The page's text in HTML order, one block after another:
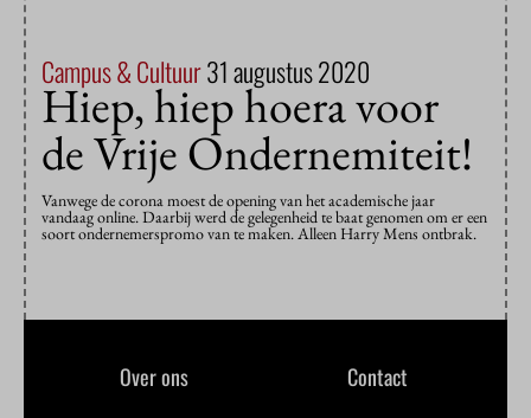
Campus & Cultuur31 augustus 2020
Hiep, hiep hoera voor
de Vrije Ondernemiteit!
Vanwege de corona moest de opening van het academische jaar
vandaag online. Daarbij werd de gelegenheid te baat genomen om er een
soort ondernemerspromo van te maken. Alleen Harry Mens ontbrak.
Over ons Contact